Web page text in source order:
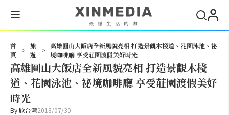
首
頁
>
旅
遊
>
高雄圓山大飯店全新風貌亮相 打造景觀木棧道、花園泳池、祕
境咖啡廳 享受莊園渡假美好時光
高雄圓山大飯店全新風貌亮相 打造景觀木棧
道、花園泳池、祕境咖啡廳 享受莊園渡假美好
時光
By欣台灣2018/07/30